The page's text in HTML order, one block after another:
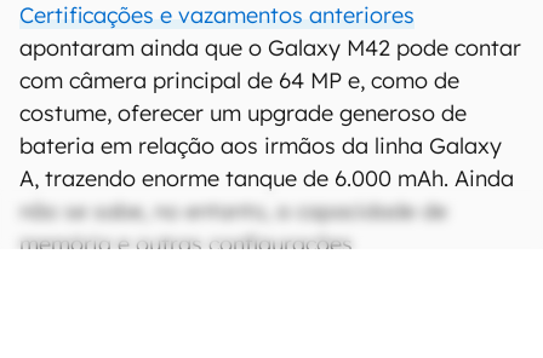
Certificações e vazamentos anteriores
apontaram ainda que o Galaxy M42 pode contar
com câmera principal de 64 MP e, como de
costume, oferecer um upgrade generoso de
bateria em relação aos irmãos da linha Galaxy
A, trazendo enorme tanque de 6.000 mAh. Ainda
não se sabe, no entanto, a capacidade de
memória e outras configurações.